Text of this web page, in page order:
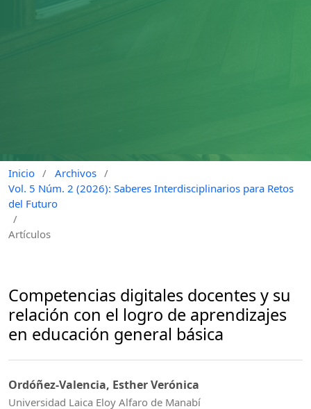
Inicio / Archivos /
Vol. 5 Núm. 2 (2026): Saberes Interdisciplinarios para Retos
del Futuro
/
Artículos
Competencias digitales docentes y su
relación con el logro de aprendizajes
en educación general básica
Ordóñez-Valencia, Esther Verónica
Universidad Laica Eloy Alfaro de Manabí